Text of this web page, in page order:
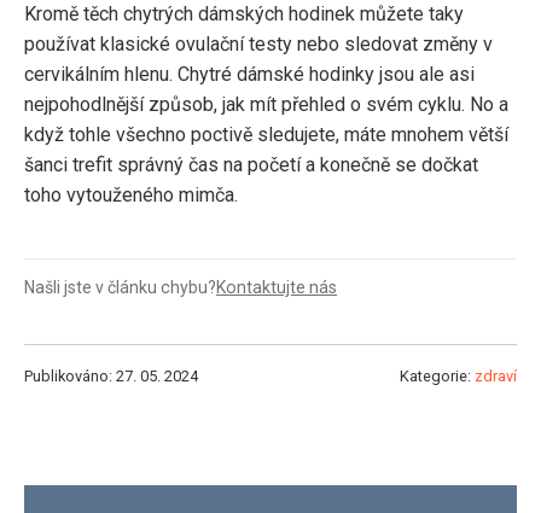
Kromě těch chytrých dámských hodinek můžete taky
používat klasické ovulační testy nebo sledovat změny v
cervikálním hlenu. Chytré dámské hodinky jsou ale asi
nejpohodlnější způsob, jak mít přehled o svém cyklu. No a
když tohle všechno poctivě sledujete, máte mnohem větší
šanci trefit správný čas na početí a konečně se dočkat
toho vytouženého mimča.
Našli jste v článku chybu?Kontaktujte nás
Publikováno: 27. 05. 2024 Kategorie: zdraví